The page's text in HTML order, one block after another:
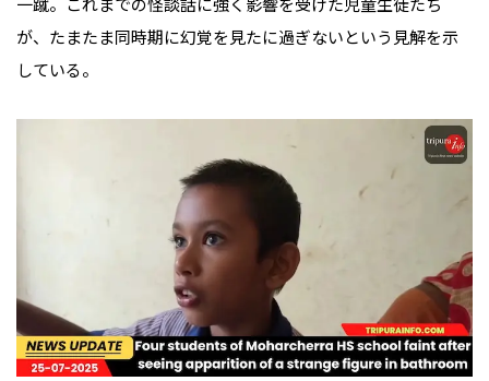
が、たまたま同時期に幻覚を見たに過ぎないという見解を示
している。